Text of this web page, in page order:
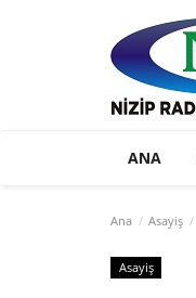
ANA
Ana Asayiş
Asayiş